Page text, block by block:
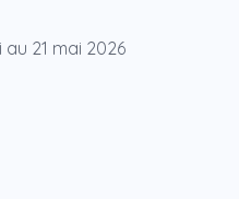
21 mai 2026